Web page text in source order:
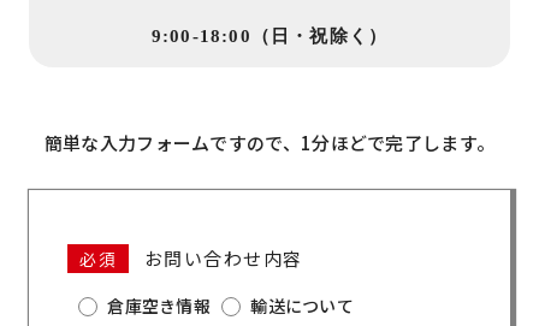
9:00-18:00（日・祝除く）
簡単な入力フォームですので、 1分ほどで完了します。
必須 お問い合わせ内容
倉庫空き情報
輸送について